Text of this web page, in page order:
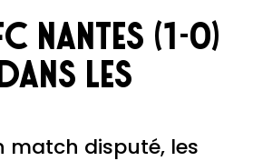
Nantes (1-0)
les
match disputé, les